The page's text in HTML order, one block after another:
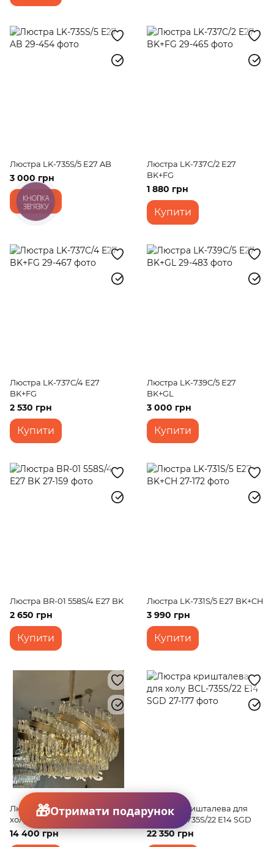
Люстра LK-735S/5 E27 AB
3 000 грн
Купити
Люстра LK-737C/2 E27
BK+FG
1 880 грн
Купити
Люстра LK-737C/4 E27
BK+FG
2 530 грн
Купити
Люстра LK-739C/5 E27
BK+GL
3 000 грн
Купити
Люстра BR-01 558S/4 E27 BK
2 650 грн
Купити
Люстра LK-731S/5 E27 BK+CH
3 990 грн
Купити
Люстра кришталева для
холу BCL-735S/18 E14 SGD
14 400 грн
Люстра кришталева для
холу BCL-735S/22 E14 SGD
22 350 грн
КНОПКА
ЗВ'ЯЗКУ
Отримати подарунок